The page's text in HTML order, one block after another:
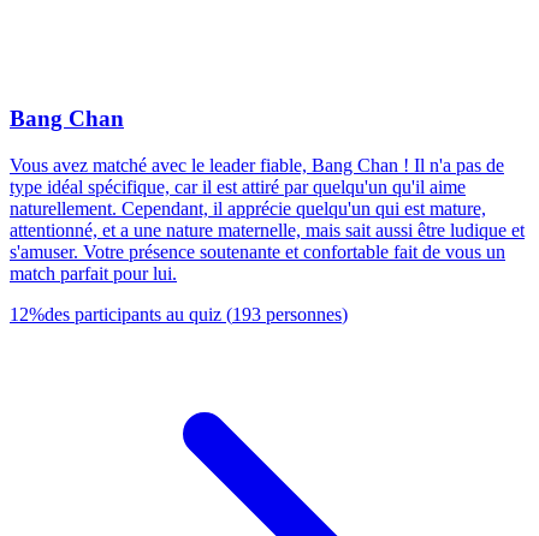
Bang Chan
Vous avez matché avec le leader fiable, Bang Chan ! Il n'a pas de
type idéal spécifique, car il est attiré par quelqu'un qu'il aime
naturellement. Cependant, il apprécie quelqu'un qui est mature,
attentionné, et a une nature maternelle, mais sait aussi être ludique et
s'amuser. Votre présence soutenante et confortable fait de vous un
match parfait pour lui.
12%des participants au quiz (193 personnes)